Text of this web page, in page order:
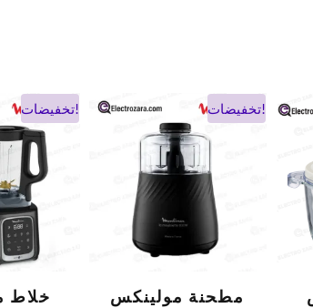
تخفيضات!
خلاط
2.992 DH.
السعر
الحالي
تخفيضات!
مطحنة مولينكس
السعر
الأصلي
هو:
السعر
الحالي